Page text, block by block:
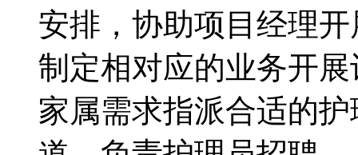
安排，协助项目经理
制定相对应的业务开
家属需求指派合适的